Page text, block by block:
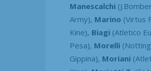
Manescalchi
Army), Marino (Virtus
Kine), Biagi (Atletico
Pesa), Morelli
Gippina), Moriani